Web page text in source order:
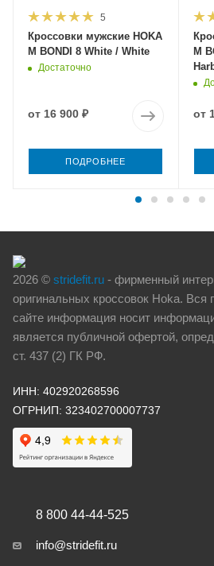
5
Кроссовки мужские HOKA
M BONDI 8 White / White
Достаточно
от 16 900 ₽
ПОДРОБНЕЕ
M
от
2026 © stridefit.ru - фирменный
оригинальных кроссовок Hoka. Вся
сайте информация носит
является публичной офертой,
ст. 437 (2) ГК РФ.
ИНН: 402920268596
ОГРНИП: 323402700007737
8 800 44-44-525
info@stridefit.ru